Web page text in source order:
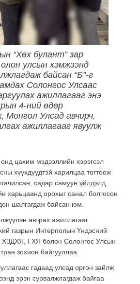
“Хөх булант” зар
улсын хэмжээнд
байсан “Б”-г
Солонгос Улсаас
ажиллагааг энэ
4-ний өдөр
Монгол Улсад авчирч,
ажиллагааг явуулж
онд цахим мэдээллийн хэрэгсэл
хүүхдүүдтэй харилцаа тогтоож
садар самуун үйлдэлд
харьцаанд орохыг санал болгосон
шалгагдаж байсан юм.
авчрах ажиллагааг
газрын Интерполын Үндэсний
ХЗДХЯ, ГХЯ болон Солонгос Улсын
зохион байгууллаа.
гадаад улсад оргон зайлж
эрэн сурвалжлагдаж байгаа